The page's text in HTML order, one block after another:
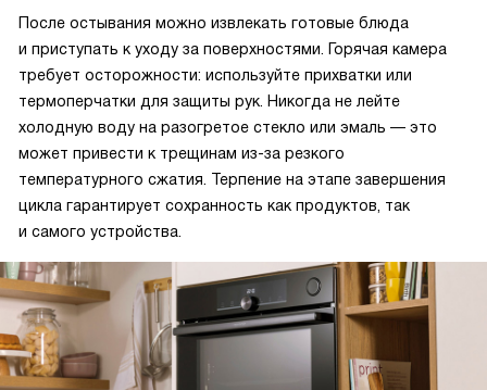
После остывания можно извлекать готовые блюда
и приступать к уходу за поверхностями. Горячая камера
требует осторожности: используйте прихватки или
термоперчатки для защиты рук. Никогда не лейте
холодную воду на разогретое стекло или эмаль — это
может привести к трещинам из-за резкого
температурного сжатия. Терпение на этапе завершения
цикла гарантирует сохранность как продуктов, так
и самого устройства.